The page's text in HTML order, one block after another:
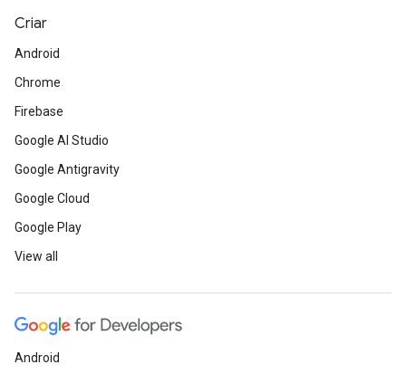
Criar
Android
Chrome
Firebase
Google AI Studio
Google Antigravity
Google Cloud
Google Play
View all
Android